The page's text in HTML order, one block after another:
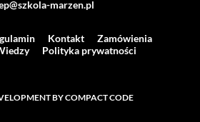
marzen.pl
Kontakt
Zamówienia
Polityka prywatności
BY COMPACT CODE